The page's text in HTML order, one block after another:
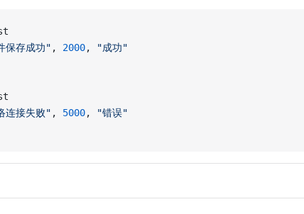
保存成功" , 2000,
"成功"
连接失败" , 5000,
"错误"